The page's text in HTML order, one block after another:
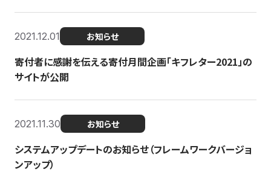
2021.12.01 お知らせ
寄付者に感謝を伝える寄付月間企画「キフレター2021」の
サイトが公開
2021.11.30 お知らせ
システムアップデートのお知らせ（フレームワークバージョ
ンアップ）